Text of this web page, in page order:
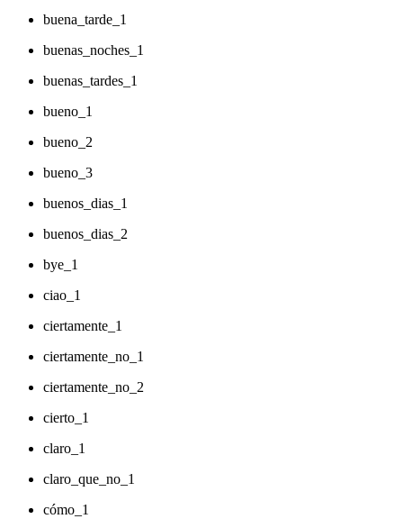
buena_tarde_1
buenas_noches_1
buenas_tardes_1
bueno_1
bueno_2
bueno_3
buenos_dias_1
buenos_dias_2
bye_1
ciao_1
ciertamente_1
ciertamente_no_1
ciertamente_no_2
cierto_1
claro_1
claro_que_no_1
cómo_1